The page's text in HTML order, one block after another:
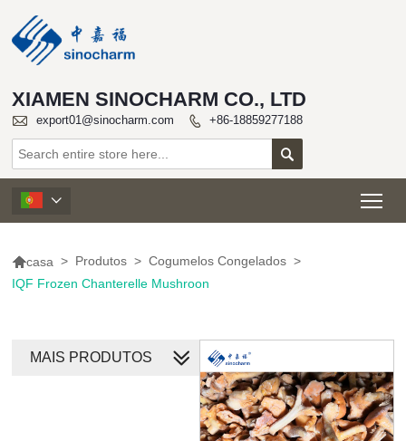
XIAMEN SINOCHARM CO., LTD
 export01@sinocharm.com  +86-18859277188


casa > Produtos > Cogumelos Congelados >
IQF Frozen Chanterelle Mushroon
MAIS PRODUTOS